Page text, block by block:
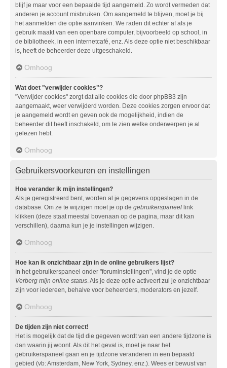
blijf je maar voor een bepaalde tijd aangemeld. Zo wordt vermeden dat
anderen je account misbruiken. Om aangemeld te blijven, moet je bij
het aanmelden die optie aanvinken. We raden dit echter af als je
gebruik maakt van een openbare computer, bijvoorbeeld op school, in
de bibliotheek, in een internetcafé, enz. Als deze optie niet beschikbaar
is, heeft de beheerder deze uitgeschakeld.
Omhoog
Wat doet "verwijder cookies"?
"Verwijder cookies" zorgt dat alle cookies die door phpBB3 zijn
aangemaakt, weer verwijderd worden. Deze cookies zorgen ervoor dat
je aangemeld wordt en geven ook de mogelijkheid, indien de
beheerder dit heeft inschakeld, om te zien welke onderwerpen je al
gelezen hebt.
Omhoog
Gebruikersvoorkeuren en instellingen
Hoe verander ik mijn instellingen?
Als je geregistreerd bent, worden al je gegevens opgeslagen in de
database. Om ze te wijzigen moet je op de gebruikerspaneel link
klikken (deze staat meestal bovenaan op de pagina, maar dit kan
verschillen), daarna kun je je instellingen wijzigen.
Omhoog
Hoe kan ik onzichtbaar zijn in de online gebruikers lijst?
In het gebruikerspaneel onder "foruminstellingen", vind je de optie
Verberg mijn online status. Als je deze optie activeert zul je onzichtbaar
zijn voor iedereen, behalve voor beheerders, moderators en jezelf.
Omhoog
De tijden zijn niet correct!
Het is mogelijk dat de tijd die gegeven wordt van een andere tijdzone is
dan waarin jij woont. Als dit het geval is, moet je naar het
gebruikerspaneel gaan en je tijdzone veranderen in een bepaald
gebied (vb: Amsterdam, New York, Sydney, enz.). Wees er bewust van